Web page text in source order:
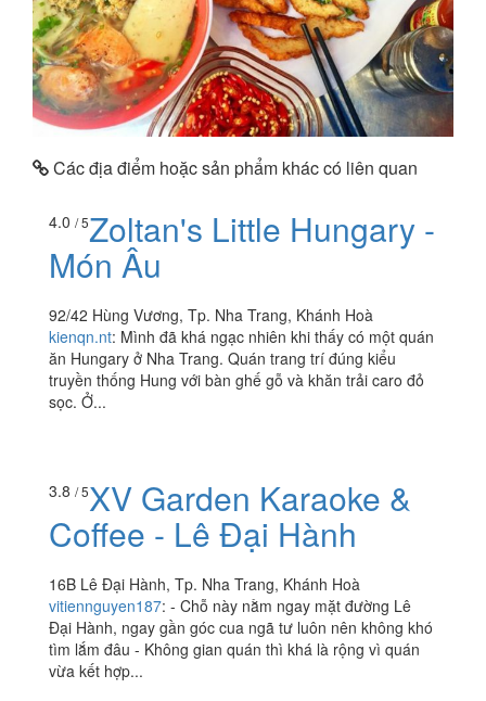
Các địa điểm hoặc sản phẩm khác có liên quan
4.0 / 5Zoltan's Little Hungary -
Món Âu
92/42 Hùng Vương, Tp. Nha Trang, Khánh Hoà
kienqn.nt: Mình đã khá ngạc nhiên khi thấy có một quán
ăn Hungary ở Nha Trang. Quán trang trí đúng kiểu
truyền thống Hung với bàn ghế gỗ và khăn trải caro đỏ
sọc. Ở...
3.8/ 5 XV Garden Karaoke &
Coffee - Lê Đại Hành
16B Lê Đại Hành, Tp. Nha Trang, Khánh Hoà